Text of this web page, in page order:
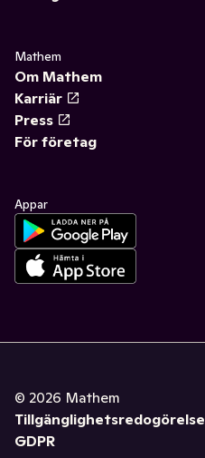
Mathem
Om Mathem
Karriär
Press
För företag
Appar
© 2026 Mathem
Tillgänglighetsredogörelse
GDPR